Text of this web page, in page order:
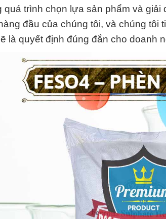
trình chọn lựa sản phẩm và giải
đầu của chúng tôi, và chúng tôi
là quyết định đúng đắn cho doanh